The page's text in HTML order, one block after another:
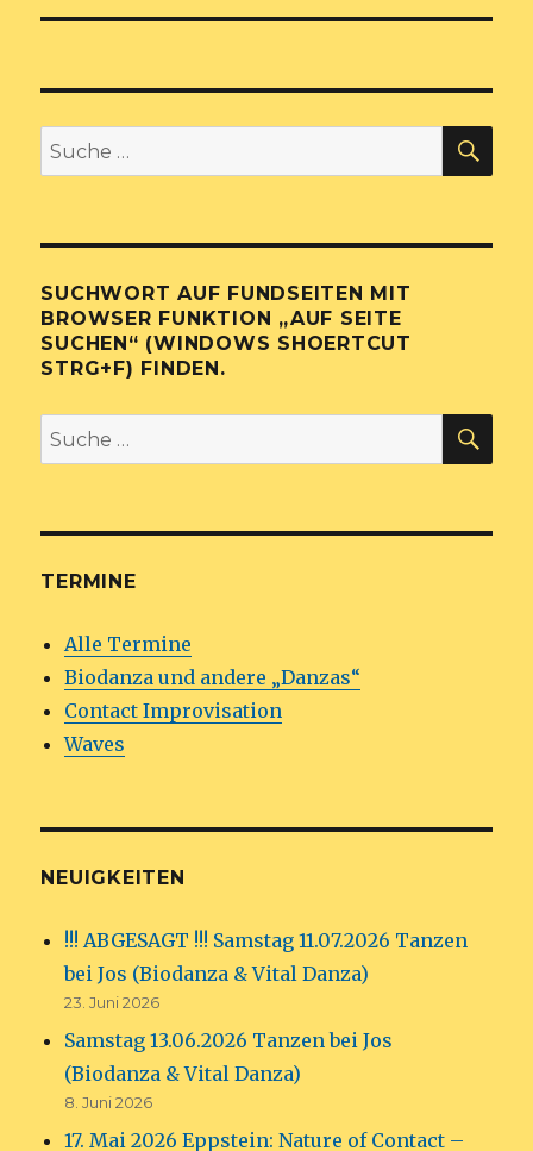
Suche
nach:
SUCHWORT AUF FUNDSEITEN MIT
BROWSER FUNKTION „AUF SEITE
SUCHEN“ (WINDOWS SHOERTCUT
STRG+F) FINDEN.
Suche
nach:
TERMINE
Alle Termine
Biodanza und andere „Danzas“
Contact Improvisation
Waves
NEUIGKEITEN
!!! ABGESAGT !!! Samstag 11.07.2026 Tanzen
bei Jos (Biodanza & Vital Danza)
23. Juni 2026
Samstag 13.06.2026 Tanzen bei Jos
(Biodanza & Vital Danza)
8. Juni 2026
17. Mai 2026 Eppstein: Nature of Contact –